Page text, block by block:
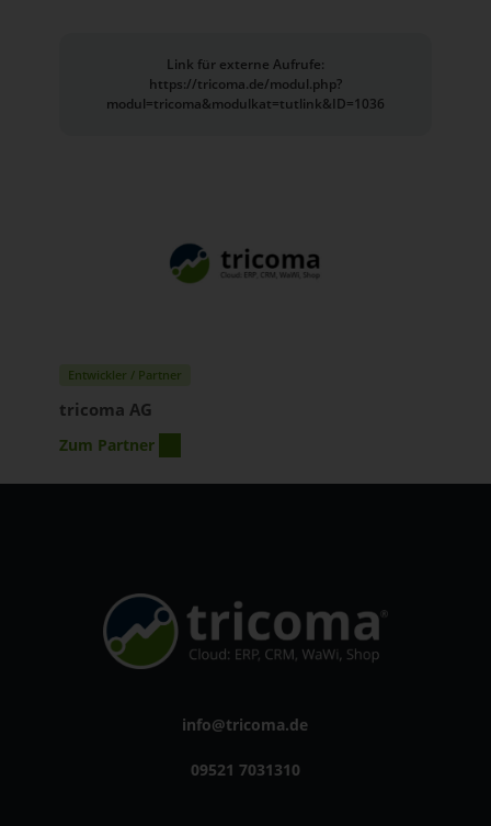
Link für externe Aufrufe:
https://tricoma.de/modul.php?
modul=tricoma&modulkat=tutlink&ID=1036
Entwickler / Partner
tricoma AG
Zum Partner
info@tricoma.de
09521 7031310